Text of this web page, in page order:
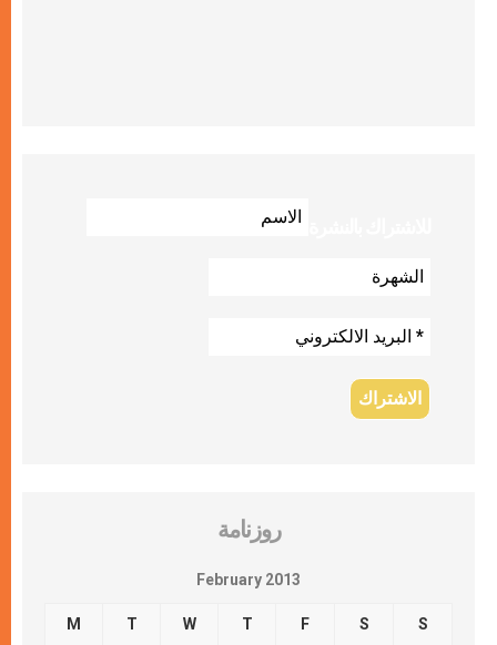
روزنامة
February 2013
M T W T F S S